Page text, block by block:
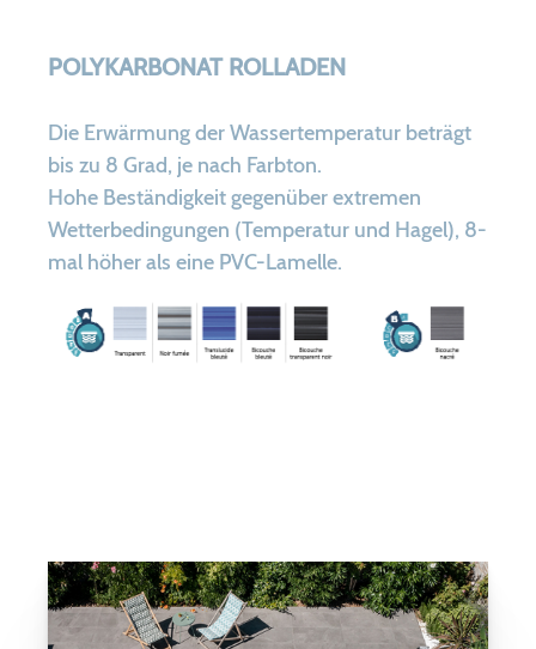
POLYKARBONAT ROLLADEN
Die Erwärmung der Wassertemperatur beträgt
bis zu 8 Grad, je nach Farbton.
Hohe Beständigkeit gegenüber extremen
Wetterbedingungen (Temperatur und Hagel), 8-
mal höher als eine PVC-Lamelle.